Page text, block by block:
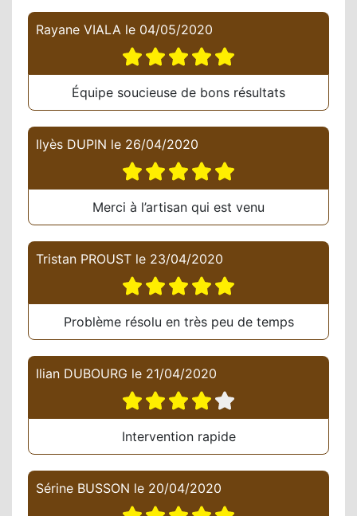
Rayane VIALA le 04/05/2020
Équipe soucieuse de bons résultats
Ilyès DUPIN le 26/04/2020
Merci à l’artisan qui est venu
Tristan PROUST le 23/04/2020
Problème résolu en très peu de temps
Ilian DUBOURG le 21/04/2020
Intervention rapide
Sérine BUSSON le 20/04/2020